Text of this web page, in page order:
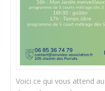
Voici ce qui vous attend